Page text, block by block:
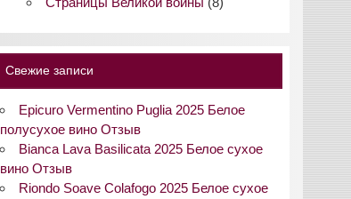
Свежие записи
Epicuro Vermentino Puglia 2025 Белое
полусухое вино Отзыв
Bianca Lava Basilicata 2025 Белое сухое
вино Отзыв
Riondo Soave Colafogo 2025 Белое сухое